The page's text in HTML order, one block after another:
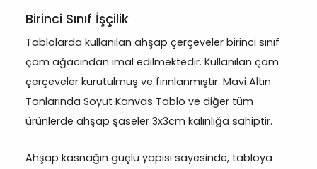
Birinci Sınıf İşçilik
Tablolarda kullanılan ahşap çerçeveler birinci sınıf
çam ağacından imal edilmektedir. Kullanılan çam
çerçeveler kurutulmuş ve fırınlanmıştır. Mavi Altın
Tonlarında Soyut Kanvas Tablo ve diğer tüm
ürünlerde ahşap şaseler 3x3cm kalınlığa sahiptir.
Ahşap kasnağın güçlü yapısı sayesinde, tabloya